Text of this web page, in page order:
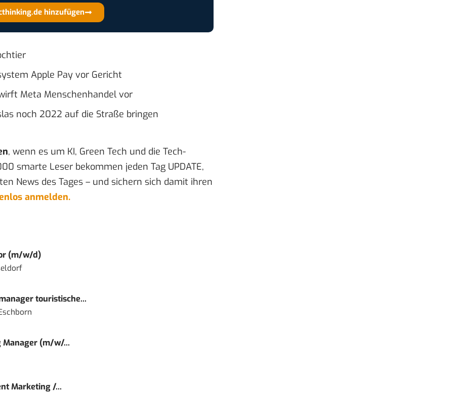
hinzufügen
Apple Pay vor Gericht
Meta Menschenhandel vor
noch 2022 auf die Straße bringen
, wenn es um KI, Green Tech und die Tech-
smarte Leser bekommen jeden Tag UPDATE,
News des Tages – und sichern sich damit ihren
anmelden.
(m/w/d)
touristische...
Manager (m/w/...
Marketing /...